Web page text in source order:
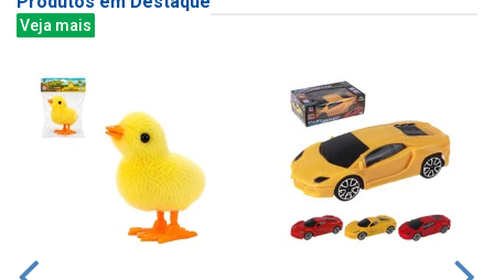
Veja mais